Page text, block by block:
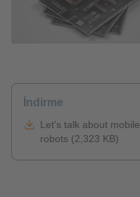
İndirme
Let's talk about mobile
robots (2,323 KB)